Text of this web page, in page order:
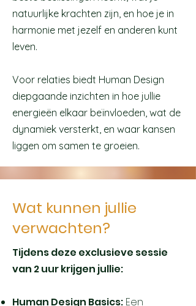
natuurlijke krachten zijn, en hoe je in
harmonie met jezelf en anderen kunt
leven.
Voor relaties biedt Human Design
diepgaande inzichten in hoe jullie
energieën elkaar beïnvloeden, wat de
dynamiek versterkt, en waar kansen
liggen om samen te groeien.
Wat kunnen jullie
verwachten?
Tijdens deze exclusieve sessie
van 2 uur krijgen jullie:
Human Design Basics: Een